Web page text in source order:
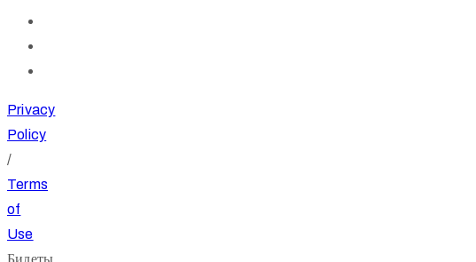
Privacy
Policy
/
Terms
of
Use
Билеты